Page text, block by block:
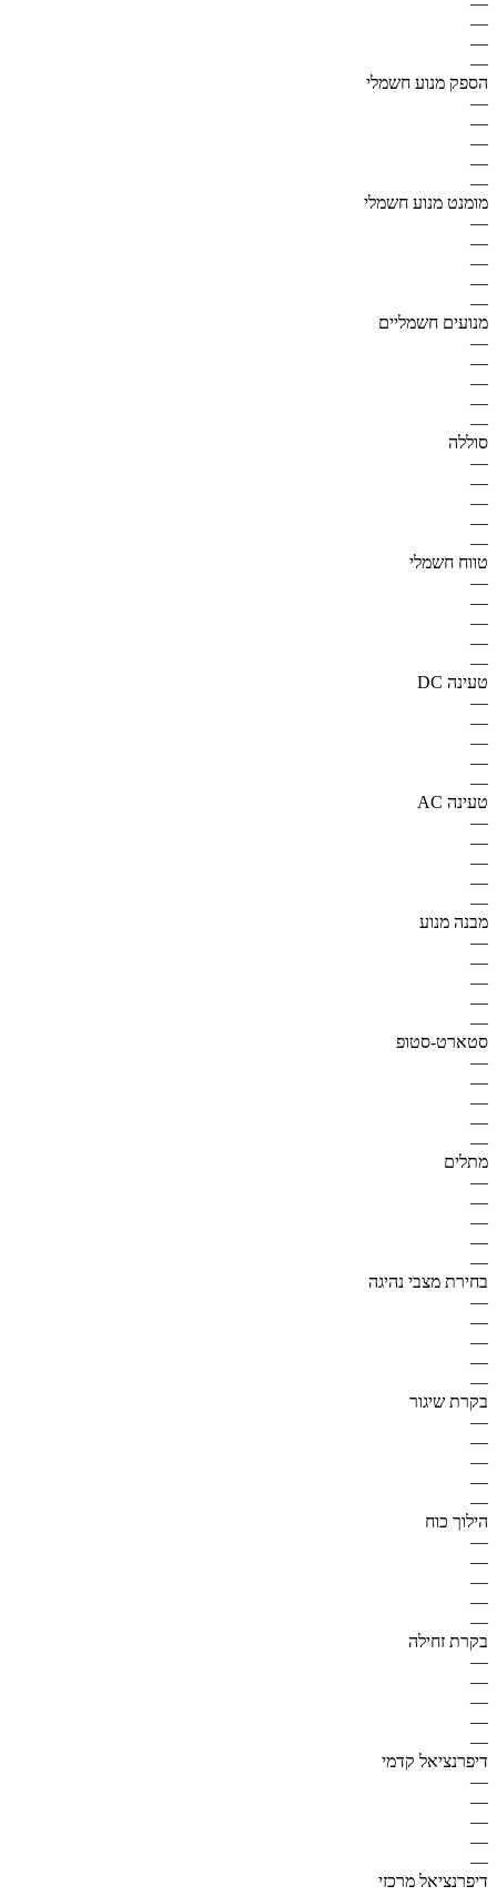
—
—
—
הספק מנוע חשמלי
—
—
—
—
—
מומנט מנוע חשמלי
—
—
—
—
—
מנועים חשמליים
—
—
—
—
—
סוללה
—
—
—
—
—
טווח חשמלי
—
—
—
—
—
טעינה DC
—
—
—
—
—
טעינה AC
—
—
—
—
—
מבנה מנוע
—
—
—
—
—
סטארט-סטופ
—
—
—
—
—
מתלים
—
—
—
—
—
בחירת מצבי נהיגה
—
—
—
—
—
בקרת שיגור
—
—
—
—
—
הילוך כוח
—
—
—
—
—
בקרת זחילה
—
—
—
—
—
דיפרנציאל קדמי
—
—
—
—
—
דיפרנציאל מרכזי